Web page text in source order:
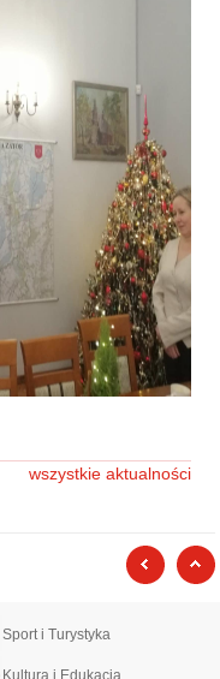
wszystkie aktualności
Sport i Turystyka
Kultura i Edukacja